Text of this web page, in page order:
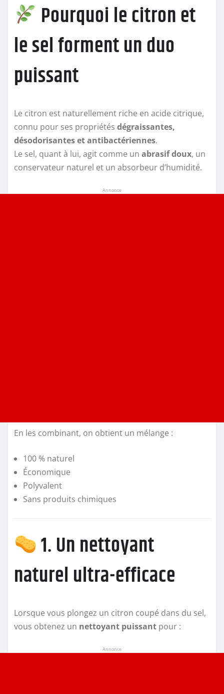
Pourquoi le citron et
le sel forment un duo
puissant
Le citron est naturellement riche en acide citrique,
connu pour ses propriétés dégraissantes,
désodorisantes et antibactériennes.
Le sel, quant à lui, agit comme un abrasif doux, un
conservateur naturel et un absorbeur d’humidité.
Annonce
En les combinant, on obtient un mélange :
100 % naturel
Économique
Polyvalent
Sans produits chimiques
1. Un nettoyant
naturel ultra-efficace
Lorsque vous plongez un citron coupé dans du sel,
vous obtenez un nettoyant puissant pour :
Annonce